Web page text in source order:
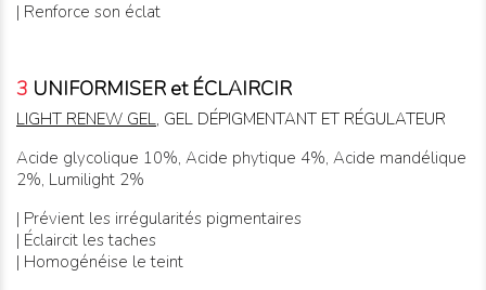
| Renforce son éclat
3 UNIFORMISER et ÉCLAIRCIR
LIGHT RENEW GEL, GEL DÉPIGMENTANT ET RÉGULATEUR
Acide glycolique 10%, Acide phytique 4%, Acide mandélique
2%, Lumilight 2%
| Prévient les irrégularités pigmentaires
| Éclaircit les taches
| Homogénéise le teint